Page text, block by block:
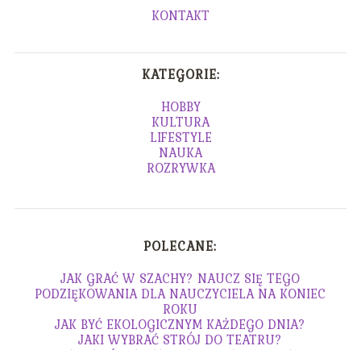
KONTAKT
KATEGORIE:
HOBBY
KULTURA
LIFESTYLE
NAUKA
ROZRYWKA
POLECANE:
JAK GRAĆ W SZACHY? NAUCZ SIĘ TEGO
PODZIĘKOWANIA DLA NAUCZYCIELA NA KONIEC
ROKU
JAK BYĆ EKOLOGICZNYM KAŻDEGO DNIA?
JAKI WYBRAĆ STRÓJ DO TEATRU?